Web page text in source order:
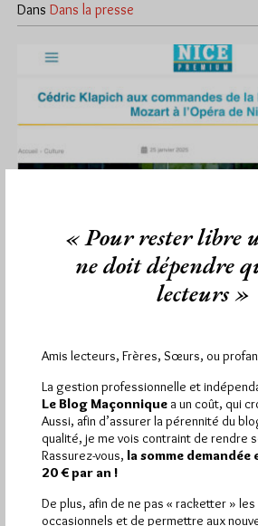
Dans Dans la presse
La Flute Enchantée à
Lundi 27/01/25
"Encore" une Flûte enchantée, cette fois
l’Opéra de Nice par Cédric Klapisch.
Dans Dans la presse
« Pour rester libre
ne doit dépendre
lecteurs »
Amis lecteurs, Frères, Sœurs, ou
La gestion professionnelle et
Le Blog Maçonnique a un coût, qui
Aussi, afin d’assurer la pérennité du
qualité, je me vois contraint de rendre
Rassurez-vous, la somme
20 € par an !
De plus, afin de ne pas « racketter »
occasionnels et de permettre aux